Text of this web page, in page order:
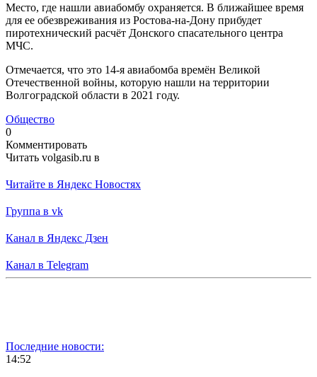
Место, где нашли авиабомбу охраняется. В ближайшее время
для ее обезвреживания из Ростова-на-Дону прибудет
пиротехнический расчёт Донского спасательного центра
МЧС.
Отмечается, что это 14-я авиабомба времён Великой
Отечественной войны, которую нашли на территории
Волгоградской области в 2021 году.
Общество
0
Комментировать
Читать volgasib.ru в
Читайте в Яндекс Новостях
Группа в vk
Канал в Яндекс Дзен
Канал в Telegram
Последние новости:
14:52